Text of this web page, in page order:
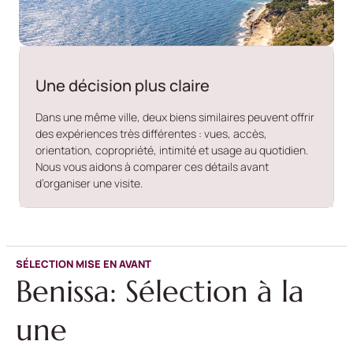
Une décision plus claire
Dans une même ville, deux biens similaires peuvent offrir
des expériences très différentes : vues, accès,
orientation, copropriété, intimité et usage au quotidien.
Nous vous aidons à comparer ces détails avant
d’organiser une visite.
SÉLECTION MISE EN AVANT
Benissa: Sélection à la
une